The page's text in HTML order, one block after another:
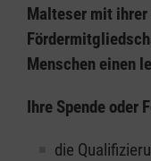
Malteser mit ihrer
Menschen einen
Ihre Spende
die